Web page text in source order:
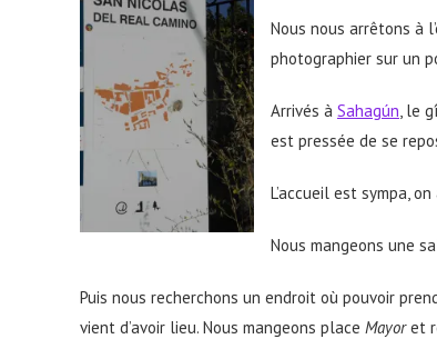
Nous nous arrêtons à
photographier sur un
Arrivés à Sahagún, le
est pressée de se
L’accueil est sympa,
Nous mangeons une
Puis nous recherchons un endroit où pouvoir
vient d’avoir lieu. Nous mangeons place Mayoret